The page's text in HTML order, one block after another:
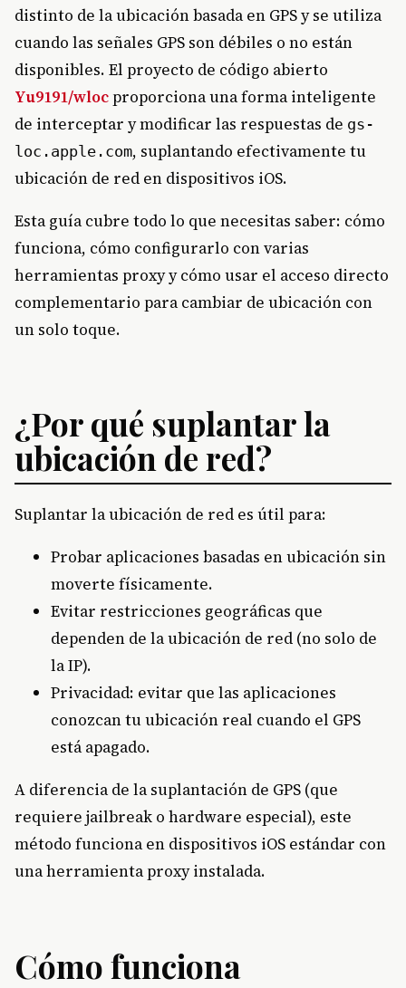
distinto de la ubicación basada en GPS y se utiliza
cuando las señales GPS son débiles o no están
disponibles. El proyecto de código abierto
Yu9191/wlocproporciona una forma inteligente
de interceptar y modificar las respuestas de gs-
loc.apple.com, suplantando efectivamente tu
ubicación de red en dispositivos iOS.
Esta guía cubre todo lo que necesitas saber: cómo
funciona, cómo configurarlo con varias
herramientas proxy y cómo usar el acceso directo
complementario para cambiar de ubicación con
un solo toque.
¿Por qué suplantar la
ubicación de red?
Suplantar la ubicación de red es útil para:
Probar aplicaciones basadas en ubicación sin
moverte físicamente.
Evitar restricciones geográficas que
dependen de la ubicación de red (no solo de
la IP).
Privacidad: evitar que las aplicaciones
conozcan tu ubicación real cuando el GPS
está apagado.
A diferencia de la suplantación de GPS (que
requiere jailbreak o hardware especial), este
método funciona en dispositivos iOS estándar con
una herramienta proxy instalada.
Cómo funciona